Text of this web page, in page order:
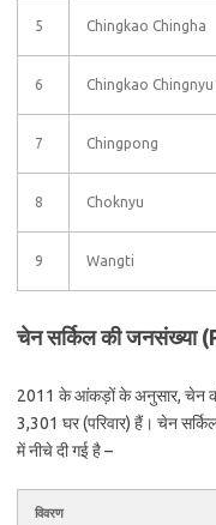
5 Chingkao Chingha
6 Chingkao Chingnyu
7 Chingpong
8 Choknyu
9 Wangti
चेन सर्किल की
2011 के आंकड़ों के अनुसार, चेन
3,301 घर (परिवार) हैं। चेन
में नीचे दी गई है –
विवरण